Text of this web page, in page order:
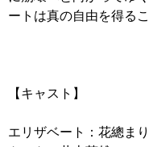
ートは真の自由を得る
【キャスト】
エリザベート：花總まり